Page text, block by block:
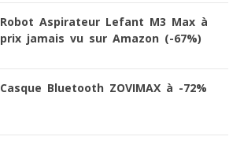
Robot Aspirateur Lefant M3 Max à
prix jamais vu sur Amazon (-67%)
Casque Bluetooth ZOVIMAX à -72%